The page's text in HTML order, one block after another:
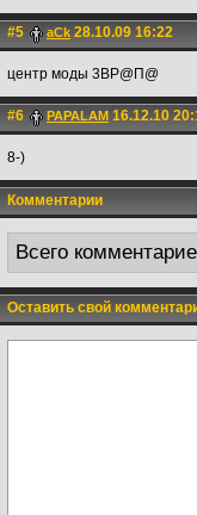
#5 aCk 28.10.09 16:22
центр моды 3BP@П@
#6 PAPALAM 16.12.10
8-)
Комментарии
Всего
Оставить свой